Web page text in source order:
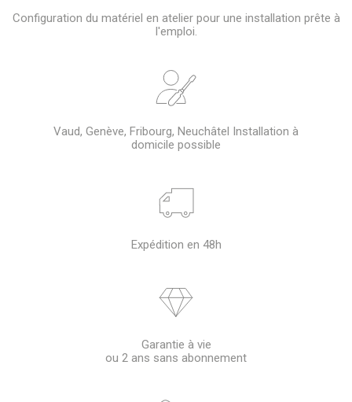
Configuration du matériel en atelier pour une installation prête à
l'emploi.
Vaud, Genève, Fribourg, Neuchâtel Installation à
domicile possible
Expédition en 48h
Garantie à vie
ou 2 ans sans abonnement